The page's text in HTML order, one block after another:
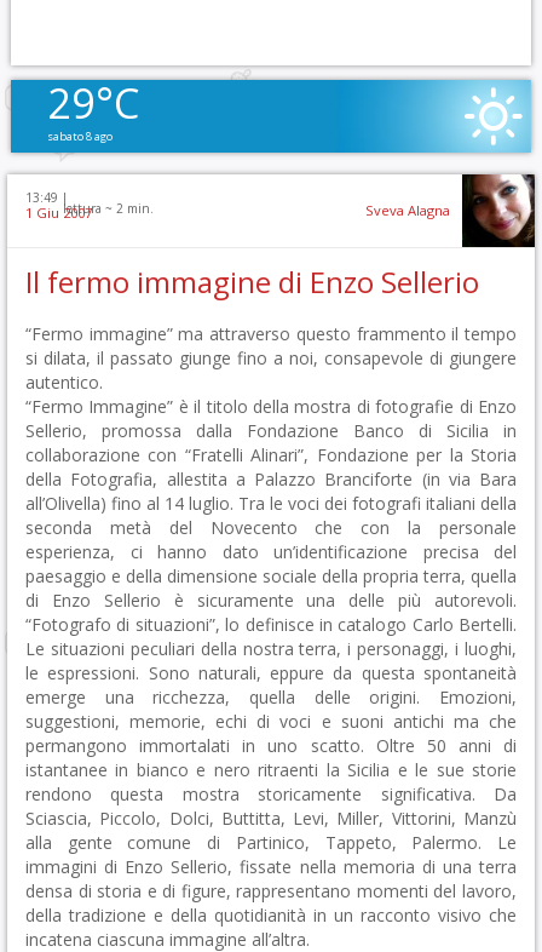
29°C
sabato 8 ago
13:49 |
lettura ~ 2 min.
1 Giu 2007 Sveva Alagna
Il fermo immagine di Enzo Sellerio
“Fermo immagine” ma attraverso questo frammento il tempo
si dilata, il passato giunge fino a noi, consapevole di giungere
autentico.
“Fermo Immagine” è il titolo della mostra di fotografie di Enzo
Sellerio, promossa dalla Fondazione Banco di Sicilia in
collaborazione con “Fratelli Alinari”, Fondazione per la Storia
della Fotografia, allestita a Palazzo Branciforte (in via Bara
all’Olivella) fino al 14 luglio. Tra le voci dei fotografi italiani della
seconda metà del Novecento che con la personale
esperienza, ci hanno dato un’identificazione precisa del
paesaggio e della dimensione sociale della propria terra, quella
di Enzo Sellerio è sicuramente una delle più autorevoli.
“Fotografo di situazioni”, lo definisce in catalogo Carlo Bertelli.
Le situazioni peculiari della nostra terra, i personaggi, i luoghi,
le espressioni. Sono naturali, eppure da questa spontaneità
emerge una ricchezza, quella delle origini. Emozioni,
suggestioni, memorie, echi di voci e suoni antichi ma che
permangono immortalati in uno scatto. Oltre 50 anni di
istantanee in bianco e nero ritraenti la Sicilia e le sue storie
rendono questa mostra storicamente significativa. Da
Sciascia, Piccolo, Dolci, Buttitta, Levi, Miller, Vittorini, Manzù
alla gente comune di Partinico, Tappeto, Palermo. Le
immagini di Enzo Sellerio, fissate nella memoria di una terra
densa di storia e di figure, rappresentano momenti del lavoro,
della tradizione e della quotidianità in un racconto visivo che
incatena ciascuna immagine all’altra.